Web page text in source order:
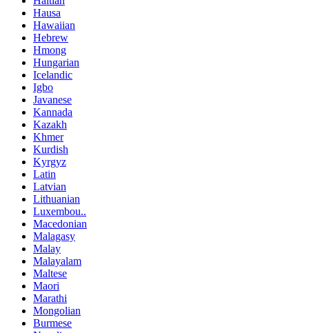
Hausa
Hawaiian
Hebrew
Hmong
Hungarian
Icelandic
Igbo
Javanese
Kannada
Kazakh
Khmer
Kurdish
Kyrgyz
Latin
Latvian
Lithuanian
Luxembou..
Macedonian
Malagasy
Malay
Malayalam
Maltese
Maori
Marathi
Mongolian
Burmese